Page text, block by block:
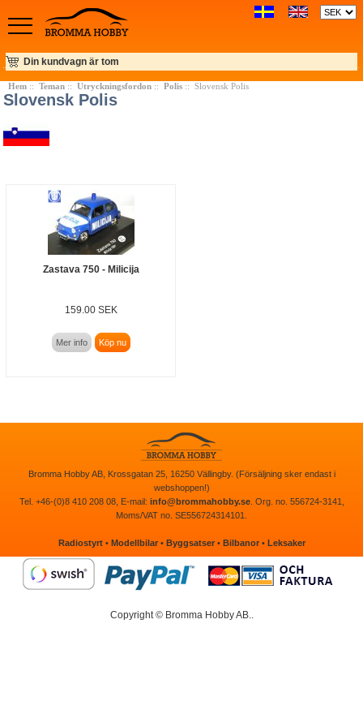
Din kundvagn är tom
Hem:: Teman:: Utryckningsfordon:: Polis:: Slovensk Polis
Slovensk Polis
Zastava 750 - Milicija
159.00 SEK
Mer info Köp nu
Bromma Hobby AB, Krossgatan 25, 16250 Vällingby. (Försäljning sker endast i
webshoppen!)
Tel. +46-(0)8 410 208 08, E-mail: info@brommahobby.se. Org. no. 556724-3141,
Moms/VAT no. SE556724314101.
Radiostyrt• Modellbilar• Byggsatser• Bilbanor• Leksaker
Copyright © Bromma Hobby AB..